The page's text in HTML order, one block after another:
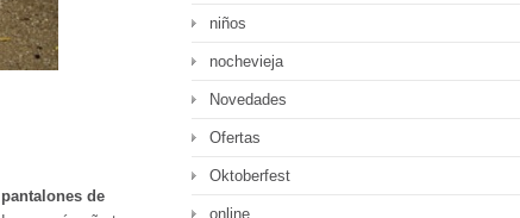
pantalones de
niños
nochevieja
Novedades
Ofertas
Oktoberfest
online